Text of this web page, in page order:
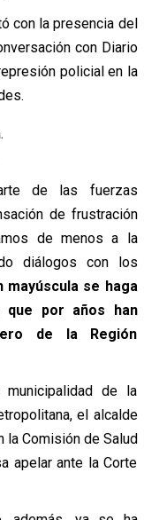
con la presencia del
con Diario
policial en la
de las fuerzas
de frustración
de menos a la
diálogos con los
mayúscula se haga
que por años han
de la Región
municipalidad de la
el alcalde
la Comisión de Salud
apelar ante la Corte